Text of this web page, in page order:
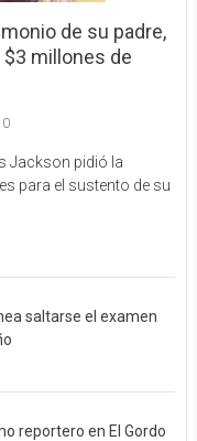
de su padre,
millones de
0
Jackson pidió la
para el sustento de su
saltarse el examen
reportero en El Gordo